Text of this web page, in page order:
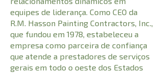
equipes de liderança. Como CEO da
R.M. Hasson Painting Contractors, Inc.,
que fundou em 1978, estabeleceu a
empresa como parceira de confiança
que atende a prestadores de serviços
gerais em todo o oeste dos Estados